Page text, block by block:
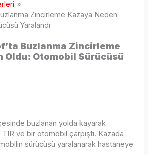
Zincirleme Kazaya Neden
Yaralandı
Buzlanma Zincirleme
Oldu: Otomobil Sürücüsü
buzlanan yolda kayarak
ve bir otomobil çarpıştı. Kazada
sürücüsü yaralanarak hastaneye